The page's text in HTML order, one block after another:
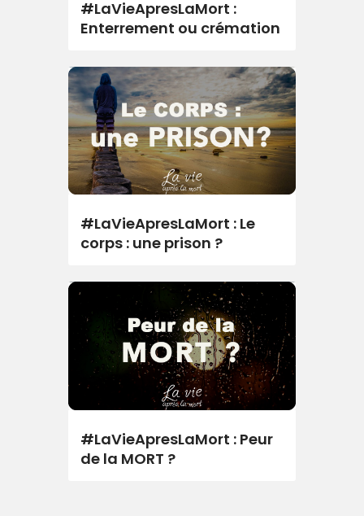
#LaVieApresLaMort :
Enterrement ou crémation
#LaVieApresLaMort : Le
corps : une prison ?
#LaVieApresLaMort : Peur
de la MORT ?